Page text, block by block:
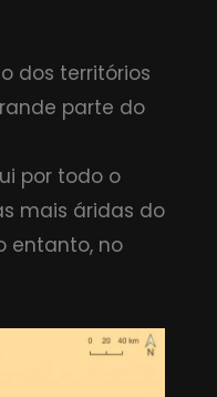
dos territórios
parte do
por todo o
mais áridas do
entanto, no